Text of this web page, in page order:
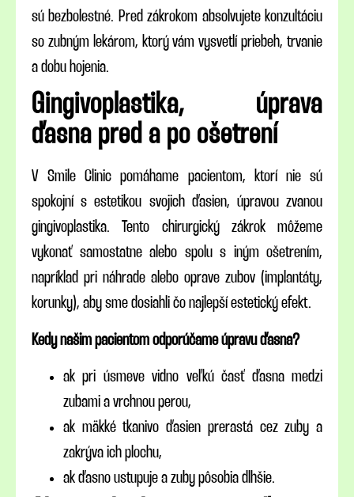
sú bezbolestné. Pred zákrokom absolvujete konzultáciu
so zubným lekárom, ktorý vám vysvetlí priebeh, trvanie
a dobu hojenia.
Gingivoplastika, úprava
ďasna pred a po ošetrení
V Smile Clinic pomáhame pacientom, ktorí nie sú
spokojní s estetikou svojich ďasien, úpravou zvanou
gingivoplastika. Tento chirurgický zákrok môžeme
vykonať samostatne alebo spolu s iným ošetrením,
napríklad pri náhrade alebo oprave zubov (implantáty,
korunky), aby sme dosiahli čo najlepší estetický efekt.
Kedy našim pacientom odporúčame úpravu ďasna?
ak pri úsmeve vidno veľkú časť ďasna medzi
zubami a vrchnou perou,
ak mäkké tkanivo ďasien prerastá cez zuby a
zakrýva ich plochu,
ak ďasno ustupuje a zuby pôsobia dlhšie.